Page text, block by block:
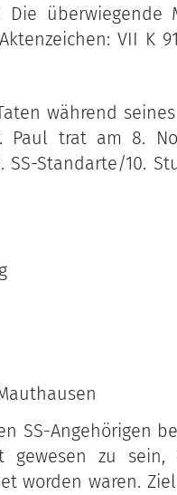
überwiegende
VII K
während
Paul trat am 8.
Standarte/10.
SS-Angehörigen
gewesen zu
worden waren.